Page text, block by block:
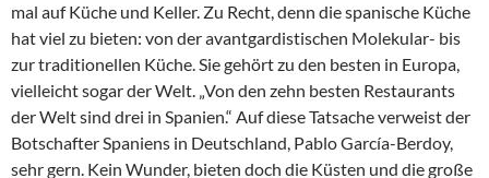
mal auf Küche und Keller. Zu Recht, denn die spanische Küche
hat viel zu bieten: von der avantgardistischen Molekular- bis
zur traditionellen Küche. Sie gehört zu den besten in Europa,
vielleicht sogar der Welt. „Von den zehn besten Restaurants
der Welt sind drei in Spanien.“ Auf diese Tatsache verweist der
Botschafter Spaniens in Deutschland, Pablo García-Berdoy,
sehr gern. Kein Wunder, bieten doch die Küsten und die große